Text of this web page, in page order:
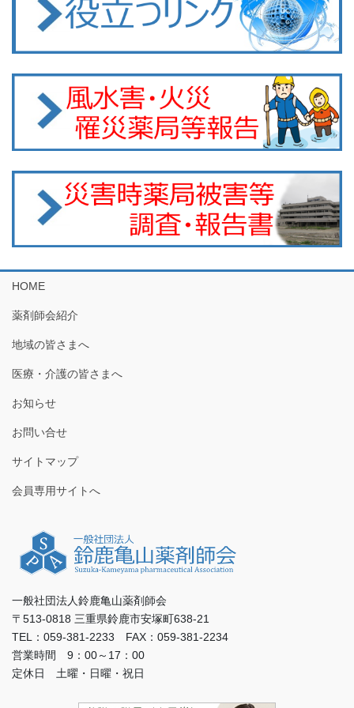
HOME
薬剤師会紹介
地域の皆さまへ
医療・介護の皆さまへ
お知らせ
お問い合せ
サイトマップ
会員専用サイトへ
一般社団法人鈴鹿亀山薬剤師会
〒513-0818 三重県鈴鹿市安塚町638-21
TEL：059-381-2233 FAX：059-381-2234
営業時間 9：00～17：00
定休日 土曜・日曜・祝日